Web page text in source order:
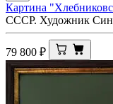
Картина
СССР. Художник
79 800 ₽